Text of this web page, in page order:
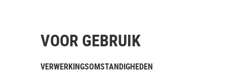
VOOR GEBRUIK
VERWERKINGSOMSTANDIGHEDEN